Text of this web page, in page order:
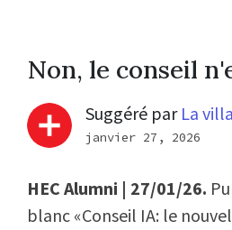
Non, le conseil
Suggéré par La
janvier 27, 2026
HEC Alumni | 27/01/26.
blanc «Conseil IA: le